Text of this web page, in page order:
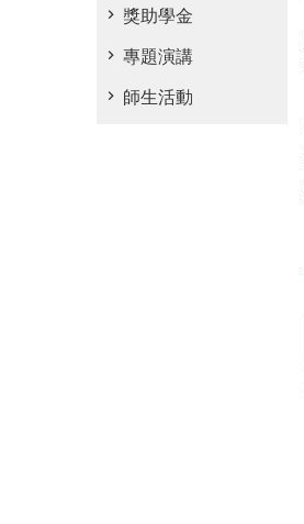
獎助學金
專題演講
師生活動